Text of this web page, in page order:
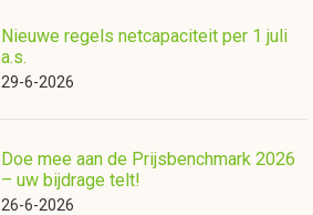
Nieuwe regels netcapaciteit per 1 juli
a.s.
29-6-2026
Doe mee aan de Prijsbenchmark 2026
– uw bijdrage telt!
26-6-2026